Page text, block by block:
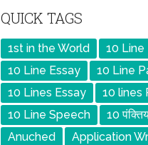
QUICK TAGS
1st in the World
10 Line
10 Line Essay
10 Line
10 Lines Essay
10 lines
10 Line Speech
10
Anuched
Application